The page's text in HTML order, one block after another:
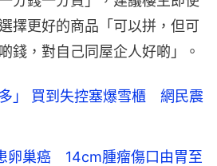
擇更好的商品「可以拼，但可
錢，對自己同屋企人好啲」。
」 買到失控塞爆雪櫃 網民震
卵巢癌 14cm腫瘤傷口由胃至